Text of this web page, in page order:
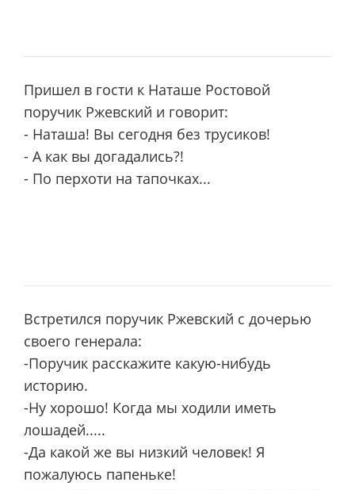
Пришел в гости к Наташе Ростовой
поручик Ржевский и говорит:
- Наташа! Вы сегодня без трусиков!
- А как вы догадались?!
- По перхоти на тапочках...
Встретился поручик Ржевский с дочерью
своего генерала:
-Поручик расскажите какую-нибудь
историю.
-Ну хорошо! Когда мы ходили иметь
лошадей.....
-Да какой же вы низкий человек! Я
пожалуюсь папеньке!